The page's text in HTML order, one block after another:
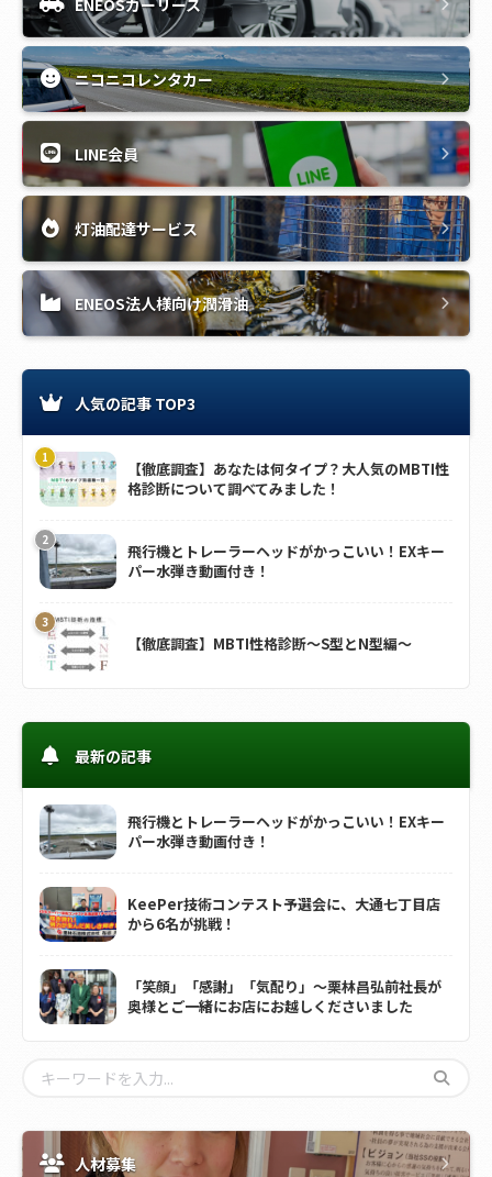
ENEOSカーリース
ニコニコレンタカー
LINE会員
灯油配達サービス
ENEOS法人様向け潤滑油
人気の記事 TOP3
【徹底調査】あなたは何タイプ？大人気のMBTI性
格診断について調べてみました！
飛行機とトレーラーヘッドがかっこいい！EXキー
パー水弾き動画付き！
【徹底調査】MBTI性格診断～S型とN型編～
最新の記事
飛行機とトレーラーヘッドがかっこいい！EXキー
パー水弾き動画付き！
KeePer技術コンテスト予選会に、大通七丁目店
から6名が挑戦！
「笑顔」「感謝」「気配り」～栗林昌弘前社長が
奥様とご一緒にお店にお越しくださいました
人材募集